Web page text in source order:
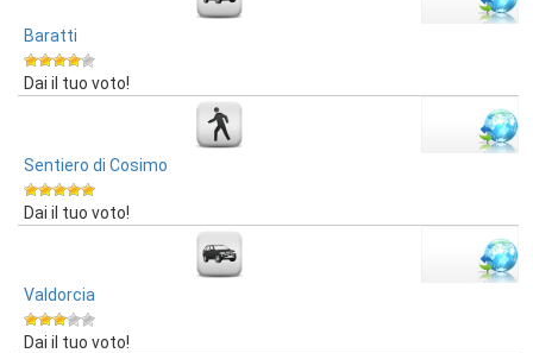
Baratti
Dai il tuo voto!
Sentiero di Cosimo
Dai il tuo voto!
Valdorcia
Dai il tuo voto!